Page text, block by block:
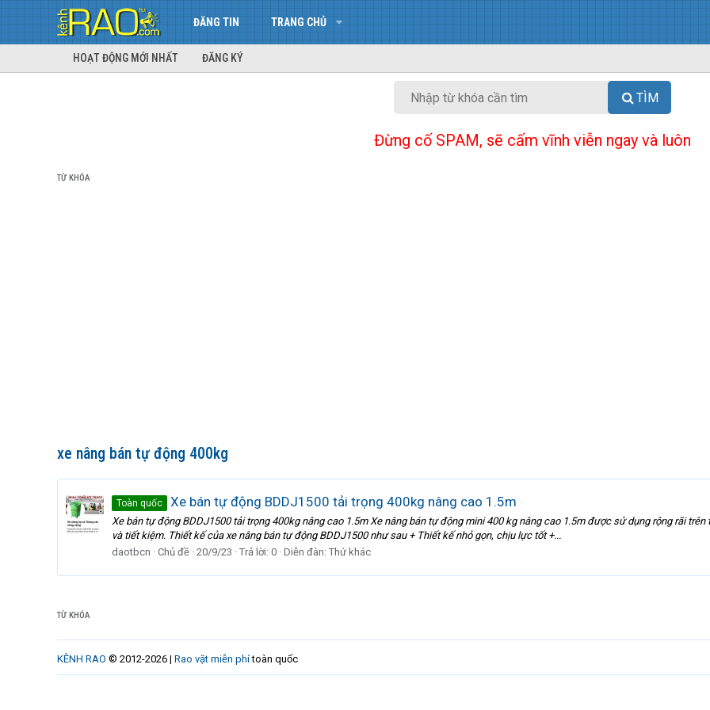
ĐĂNG TIN TRANG CHỦ
HOẠT ĐỘNG MỚI NHẤT ĐĂNG KÝ
TÌM
Đừng cố SPAM, sẽ cấm vĩnh viễn ngay và luôn
TỪ KHÓA
xe nâng bán tự động 400kg
Toàn quốc Xe bán tự động BDDJ1500 tải trọng 400kg nâng cao 1.5m
Xe bán tự động BDDJ1500 tải trọng 400kg nâng cao 1.5m Xe nâng bán tự động mini 400 kg nâng cao 1.5m được sử dụng rộng rãi
và tiết kiệm. Thiết kế của xe nâng bán tự động BDDJ1500 như sau + Thiết kế nhỏ gọn, chịu lực tốt +...
daotbcn
Chủ đề 20/9/23 Trả lời: 0 Diễn đàn: Thứ khác
TỪ KHÓA
KÊNH RAO © 2012-2026 | Rao vặt miễn phítoàn quốc